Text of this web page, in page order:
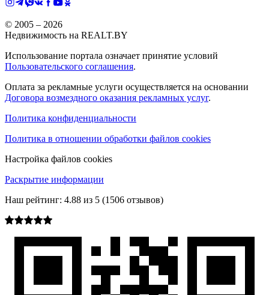
© 2005 – 2026
Недвижимость на REALT.BY
Использование портала означает принятие условий
Пользовательского соглашения.
Оплата за рекламные услуги осуществляется на основании
Договора возмездного оказания рекламных услуг.
Политика конфиденциальности
Политика в отношении обработки файлов cookies
Настройка файлов cookies
Раскрытие информации
Наш рейтинг: 4.88 из 5 (1506 отзывов)